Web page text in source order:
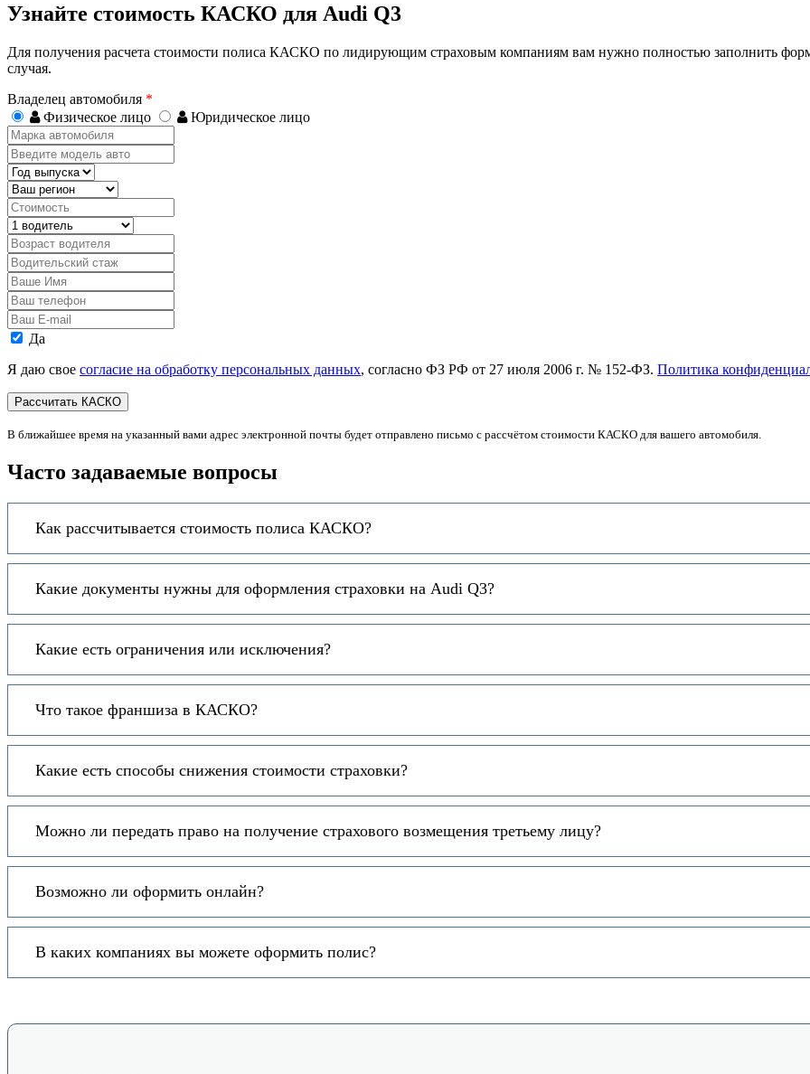
Узнайте стоимость КАСКО для Audi Q3
Для получения расчета стоимости полиса КАСКО по лидирующим страховым компаниям вам нужно полностью заполнить
случая.
Владелец автомобиля *
Физическое лицо
Юридическое лицо
Марка
автомобиля
Введите
модель
авто
Год
выпуска
Регион
Стоимость,
руб.
Водитель
Возраст
водителя
Водительский
стаж
Ваше
Имя
Ваш
телефон
Ваш
E-
mail
Персональные
Да
Я даю свое согласие на обработку персональных данных, согласно ФЗ РФ от 27 июля 2006 г. № 152-ФЗ. Политика
В ближайшее время на указанный вами адрес электронной почты будет отправлено письмо с рассчётом стоимости КАСКО для вашего автомобиля.
Часто задаваемые вопросы
Как рассчитывается стоимость полиса КАСКО?
Какие документы нужны для оформления страховки на Audi Q3?
Какие есть ограничения или исключения?
Что такое франшиза в КАСКО?
Какие есть способы снижения стоимости страховки?
Можно ли передать право на получение страхового возмещения третьему лицу?
Возможно ли оформить онлайн?
В каких компаниях вы можете оформить полис?